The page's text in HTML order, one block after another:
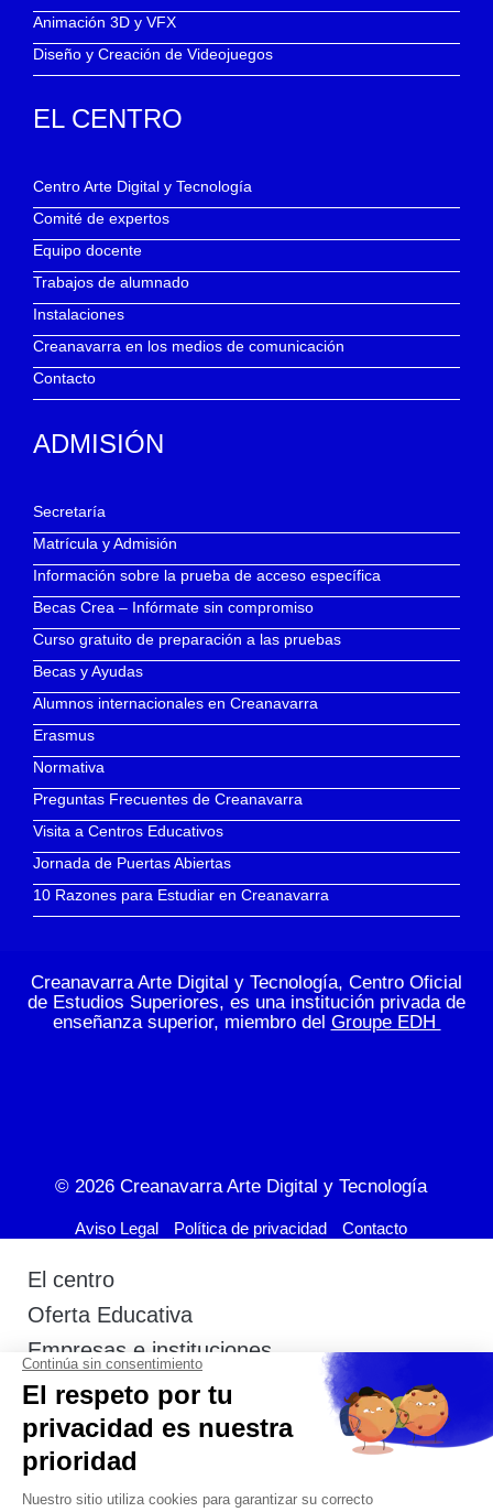
Animación 3D y VFX
Diseño y Creación de Videojuegos
EL CENTRO
Centro Arte Digital y Tecnología
Comité de expertos
Equipo docente
Trabajos de alumnado
Instalaciones
Creanavarra en los medios de comunicación
Contacto
ADMISIÓN
Secretaría
Matrícula y Admisión
Información sobre la prueba de acceso específica
Becas Crea – Infórmate sin compromiso
Curso gratuito de preparación a las pruebas
Becas y Ayudas
Alumnos internacionales en Creanavarra
Erasmus
Normativa
Preguntas Frecuentes de Creanavarra
Visita a Centros Educativos
Jornada de Puertas Abiertas
10 Razones para Estudiar en Creanavarra
Creanavarra Arte Digital y Tecnología, Centro Oficial
de Estudios Superiores, es una institución privada de
enseñanza superior, miembro del Groupe EDH
© 2026 Creanavarra Arte Digital y Tecnología
Aviso Legal Política de privacidad Contacto
El centro
Oferta Educativa
Empresas e instituciones
Actualidad
Admisión
Estudiantes
Contacto